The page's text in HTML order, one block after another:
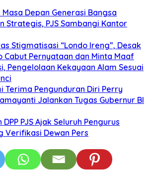
Masa Depan Generasi Bangsa
Strategis, PJS Sambangi Kantor
Stigmatisasi “Londo Ireng”, Desak
Cabut Pernyataan dan Minta Maaf
Pengelolaan Kekayaan Alam Sesuai
Terima Pengunduran Diri Perry
Jalankan Tugas Gubernur BI
PJS Ajak Seluruh Pengurus
Verifikasi Dewan Pers